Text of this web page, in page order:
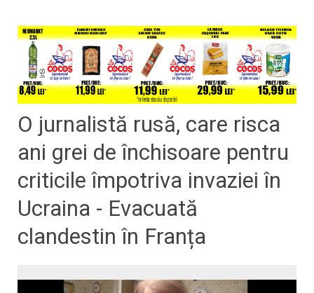
O jurnalistă rusă, care risca
ani grei de închisoare pentru
criticile împotriva invaziei în
Ucraina - Evacuată
clandestin în Franța